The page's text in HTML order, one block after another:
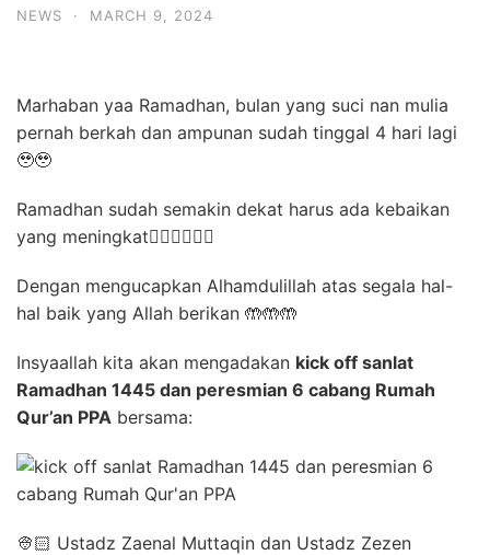
NEWS · MARCH 9, 2024
Marhaban yaa Ramadhan, bulan yang suci nan mulia
pernah berkah dan ampunan sudah tinggal 4 hari lagi
🥹🥹
Ramadhan sudah semakin dekat harus ada kebaikan
yang meningkat✊🏻✊🏻✊🏻
Dengan mengucapkan Alhamdulillah atas segala hal-
hal baik yang Allah berikan 🤲🤲🤲
Insyaallah kita akan mengadakan kick off sanlat
Ramadhan 1445 dan peresmian 6 cabang Rumah
Qur’an PPA bersama:
👳🏻 Ustadz Zaenal Muttaqin dan Ustadz Zezen